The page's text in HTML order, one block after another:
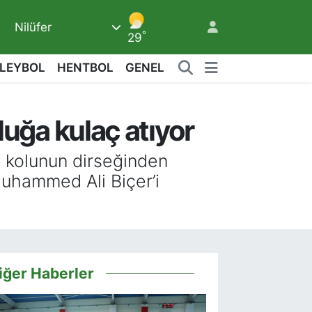
Nilüfer
29°
HENTBOL GENEL
kulaç atıyor
kolunun dirseğinden
Ali Biçer’i
Haberler